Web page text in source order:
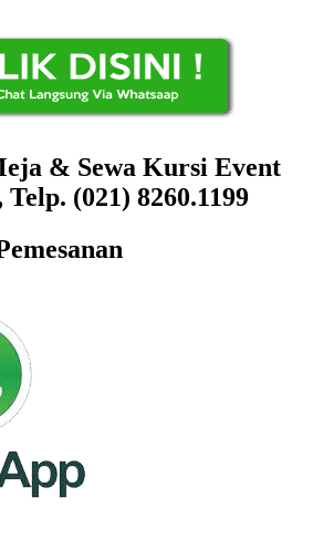
& Sewa Kursi Event
(021) 8260.1199